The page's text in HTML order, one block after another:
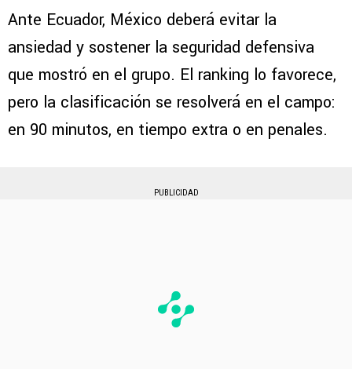
Ante Ecuador, México deberá evitar la
ansiedad y sostener la seguridad defensiva
que mostró en el grupo. El ranking lo favorece,
pero la clasificación se resolverá en el campo:
en 90 minutos, en tiempo extra o en penales.
PUBLICIDAD